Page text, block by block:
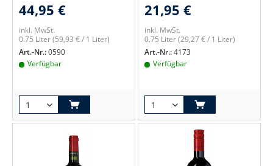
44,95 €
inkl. MwSt.
0.75 Liter(59,93 € / 1 Liter)
Art.-Nr.:0590
Verfügbar
21,95 €
inkl. MwSt.
0.75 Liter(29,27 € / 1 Liter)
Art.-Nr.:4173
Verfügbar